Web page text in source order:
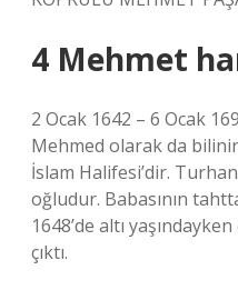
4 Mehmet
2 Ocak 1642 – 6 Ocak
Mehmed olarak da
İslam Halifesi’dir.
oğludur. Babasının
1648’de altı
çıktı.